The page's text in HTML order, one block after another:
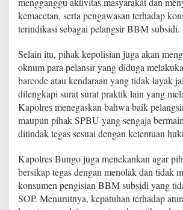
S
u
b
s
d
i
d
a
S
P
B
N
a
k
a
l
kemacetan, serta pengawasan terhadap
terindikasi sebagai pelangsir BBM subsidi.
Selain itu, pihak kepolisian juga akan
oknum para pelansir yang diduga
barcode atau kendaraan yang tidak layak
dilengkapi surat surat praktik lain yang
Kapolres menegaskan bahwa baik
maupun pihak SPBU yang sengaja
ditindak tegas sesuai dengan ketentuan
Kapolres Bungo juga menekankan agar
bersikap tegas dengan menolak dan tidak
konsumen pengisian BBM subsidi yang
SOP. Menurutnya, kepatuhan terhadap